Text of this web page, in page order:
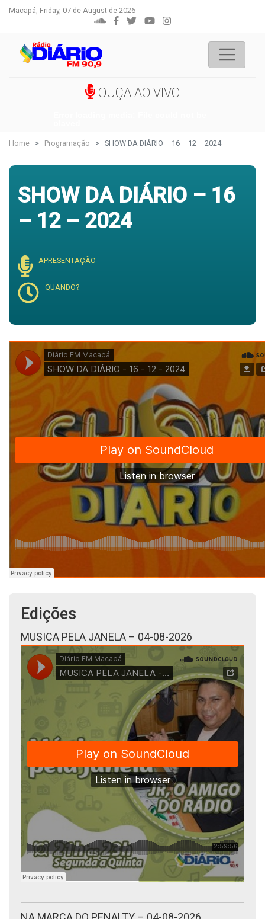
Macapá, Friday, 07 de August de 2026
OUÇA AO VIVO
Home Programação SHOW DA DIÁRIO – 16 – 12 – 2024
SHOW DA DIÁRIO – 16
– 12 – 2024
APRESENTAÇÃO
QUANDO?
Edições
MUSICA PELA JANELA – 04-08-2026